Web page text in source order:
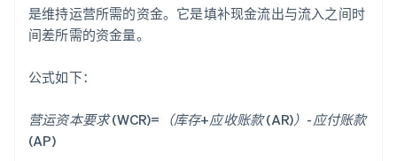
是维持运营所需的资金。它是填补现金流出与流入之间时
间差所需的资金量。
公式如下：
营运资本要求 (WCR)=（库存+应收账款 (AR)）-应付账款
(AP)